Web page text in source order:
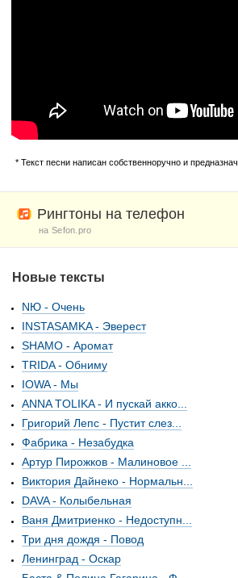
* Текст песни написан собственноручно и
Рингтоны на телефон
на Sefon.pro
Новые тексты
NЮ - Очень
INSTASAMKA - Эверест
SHAMO - Аромат
TRIDA - Обниму
IOWA - Мы
ANNA TOLIKA - И пускай акко...
Григорий Лепс - Пустит слез...
Фабрика - Незабудка
Артур Пирожков - Малиновое ...
Виктория Дайнеко - Нормальн...
DAVA - Колыбельная
Ваня Дмитриенко - Недоступн...
Три дня дождя - Повод
Ленинград - Оскар